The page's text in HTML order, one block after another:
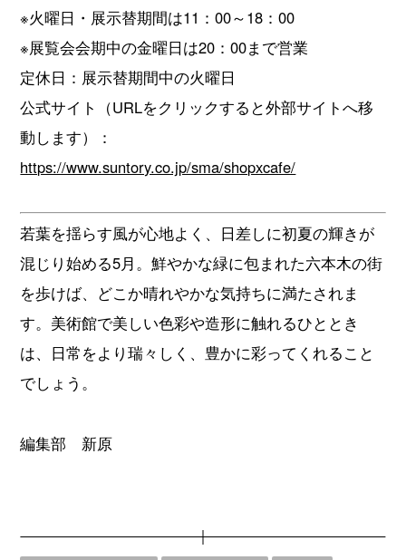
※火曜日・展示替期間は11：00～18：00
※展覧会会期中の金曜日は20：00まで営業
定休日：展示替期間中の火曜日
公式サイト（URLをクリックすると外部サイトへ移
動します）：
https://www.suntory.co.jp/sma/shopxcafe/
若葉を揺らす風が心地よく、日差しに初夏の輝きが
混じり始める5月。鮮やかな緑に包まれた六本木の街
を歩けば、どこか晴れやかな気持ちに満たされま
す。美術館で美しい色彩や造形に触れるひととき
は、日常をより瑞々しく、豊かに彩ってくれること
でしょう。
編集部 新原